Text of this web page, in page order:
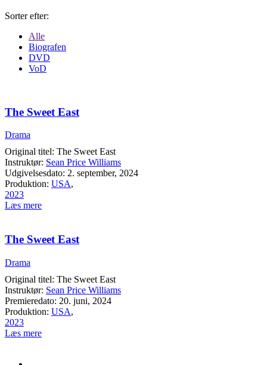
Sorter efter:
Alle
Biografen
DVD
VoD
The Sweet East
Drama
Original titel: The Sweet East
Instruktør: Sean Price Williams
Udgivelsesdato: 2. september, 2024
Produktion: USA,
2023
Læs mere
The Sweet East
Drama
Original titel: The Sweet East
Instruktør: Sean Price Williams
Premieredato: 20. juni, 2024
Produktion: USA,
2023
Læs mere